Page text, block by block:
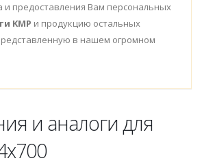
и предоставления Вам персональных
KMP и продукцию остальных
в нашем огромном
и аналоги для